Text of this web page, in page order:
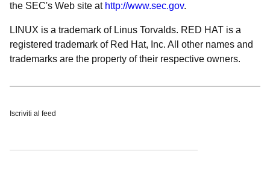
the SEC's Web site at http://www.sec.gov.
LINUX is a trademark of Linus Torvalds. RED HAT is a
registered trademark of Red Hat, Inc. All other names and
trademarks are the property of their respective owners.
Iscriviti al feed